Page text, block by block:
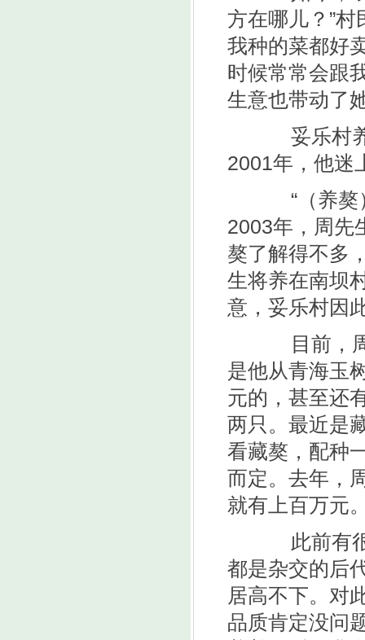
方在哪儿？”
我种的菜都好
时候常常会跟
生意也带动了
妥乐村养
2001年，他迷
“（养獒）
2003年，周先
獒了解得不多
生将养在南坝
意，妥乐村因
目前，周
是他从青海玉
元的，甚至还
两只。最近是
看藏獒，配种
而定。去年，
就有上百万元
此前有很
都是杂交的后
居高不下。对
品质肯定没问